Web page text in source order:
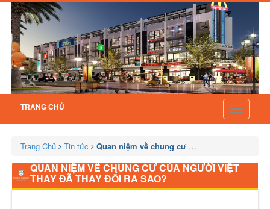
Toggle
TRANG CHỦ
Trang Chủ Tin tức Quan niệm về chung cư của người Việt thay
QUAN NIỆM VỀ CHUNG CƯ CỦA NGƯỜI VIỆT
THAY ĐÃ THAY ĐỔI RA SAO?